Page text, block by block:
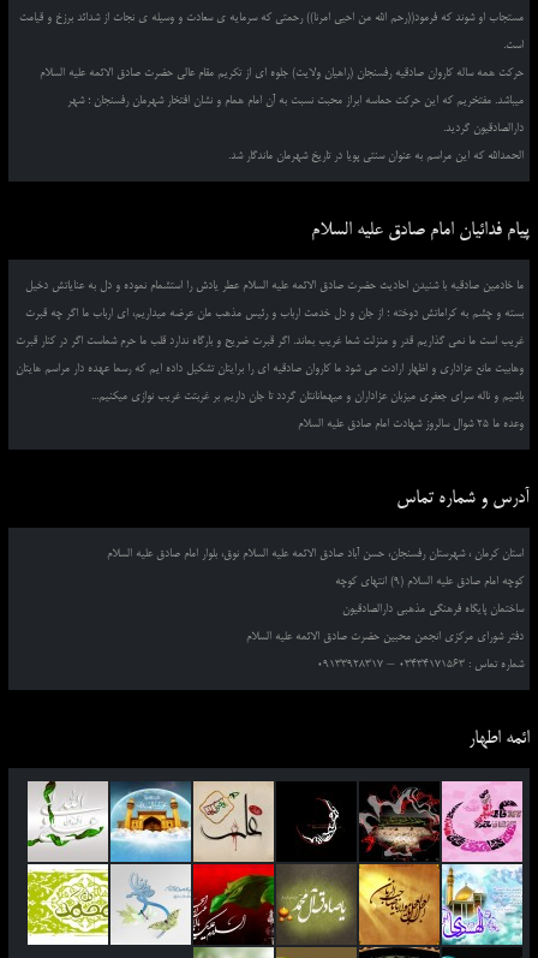
مستجاب او شوند که فرمود((رحم الله من احیی امرنا)) رحمتی که سرمایه ی سعادت و وسیله ی نجات از شدائد برزخ و قیامت
است.
حرکت همه ساله کاروان صادقیه رفسنجان (راهیان ولایت) جلوه ای از تکریم مقام عالی حضرت صادق الائمه علیه السلام
میباشد. مفتخریم که این حرکت حماسه ابراز محبت نسبت به آن امام همام و نشان افتخار شهرمان رفسنجان ؛ شهر
دارالصادقیون گردید.
الحمدالله که این مراسم به عنوان سنتی پویا در تاریخ شهرمان ماندگار شد.
پیام فدائیان امام صادق علیه السلام
ما خادمین صادقیه با شنیدن احادیث حضرت صادق الائمه علیه السلام عطر یادش را استشمام نموده و دل به عنایاتش دخیل
بسته و چشم به کراماتش دوخته ؛ از جان و دل خدمت ارباب و رئیس مذهب مان عرضه میداریم، ای ارباب ما اگر چه قبرت
غریب است ما نمی گذاریم قدر و منزلت شما غریب بماند. اگر قبرت ضریح و بارگاه ندارد قلب ما حرم شماست اگر در کنار قبرت
وهابیت مانع عزاداری و اظهار ارادت می شود ما کاروان صادقیه ای را برایتان تشکیل داده ایم که رسما عهده دار مراسم هایتان
باشیم و ناله سرای جعفری میزبان عزاداران و میهمانانتان گردد تا جان داریم بر غربتت غریب نوازی میکنیم...
وعده ما 25 شوال سالروز شهادت امام صادق علیه السلام
آدرس و شماره تماس
استان کرمان ، شهرستان رفسنجان، حسن آباد صادق الائمه علیه السلام نوق، بلوار امام صادق علیه السلام
کوچه امام صادق علیه السلام (9) انتهای کوچه
ساختمان پایگاه فرهنگی مذهبی دارالصادقیون
دفتر شورای مرکزی انجمن محبین حضرت صادق الائمه علیه السلام
شماره تماس : 03434171563 – 09133928317
ائمه اطهار